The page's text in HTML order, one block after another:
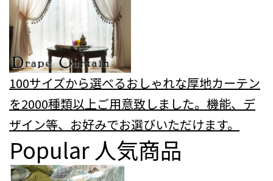
100サイズから選べるおしゃれな厚地カーテン
を2000種類以上ご用意致しました。機能、デ
ザイン等、お好みでお選びいただけます。
Popular 人気商品